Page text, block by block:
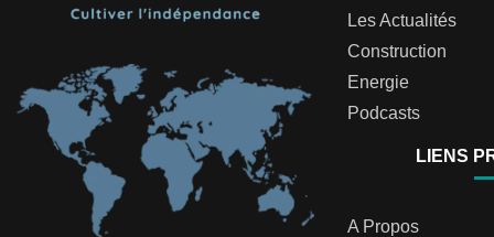
Les Actualités
Construction
Energie
Podcasts
LIENS
A Propos